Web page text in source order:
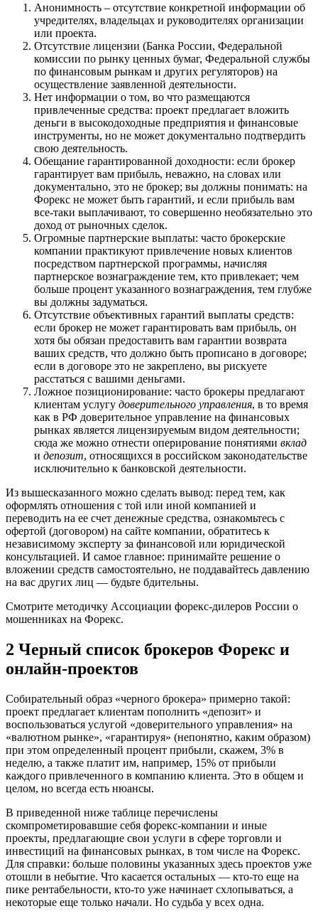
Анонимность – отсутствие конкретной информации об
учредителях, владельцах и руководителях организации
или проекта.
Отсутствие лицензии (Банка России, Федеральной
комиссии по рынку ценных бумаг, Федеральной службы
по финансовым рынкам и других регуляторов) на
осуществление заявленной деятельности.
Нет информации о том, во что размещаются
привлеченные средства: проект предлагает вложить
деньги в высокодоходные предприятия и финансовые
инструменты, но не может документально подтвердить
свою деятельность.
Обещание гарантированной доходности: если брокер
гарантирует вам прибыль, неважно, на словах или
документально, это не брокер; вы должны понимать: на
Форекс не может быть гарантий, и если прибыль вам
все-таки выплачивают, то совершенно необязательно это
доход от рыночных сделок.
Огромные партнерские выплаты: часто брокерские
компании практикуют привлечение новых клиентов
посредством партнерской программы, начисляя
партнерское вознаграждение тем, кто привлекает; чем
больше процент указанного вознаграждения, тем глубже
вы должны задуматься.
Отсутствие объективных гарантий выплаты средств:
если брокер не может гарантировать вам прибыль, он
хотя бы обязан предоставить вам гарантии возврата
ваших средств, что должно быть прописано в договоре;
если в договоре это не закреплено, вы рискуете
расстаться с вашими деньгами.
Ложное позиционирование: часто брокеры предлагают
клиентам услугу доверительного управления, в то время
как в РФ доверительное управление на финансовых
рынках является лицензируемым видом деятельности;
сюда же можно отнести оперирование понятиями вклад
и депозит, относящихся в российском законодательстве
исключительно к банковской деятельности.
Из вышесказанного можно сделать вывод: перед тем, как
оформлять отношения с той или иной компанией и
переводить на ее счет денежные средства, ознакомьтесь с
офертой (договором) на сайте компании, обратитесь к
независимому эксперту за финансовой или юридической
консультацией. И самое главное: принимайте решение о
вложении средств самостоятельно, не поддавайтесь давлению
на вас других лиц — будьте бдительны.
Смотрите методичку Ассоциации форекс-дилеров России о
мошенниках на Форекс.
2 Черный список брокеров Форекс и
онлайн-проектов
Собирательный образ «черного брокера» примерно такой:
проект предлагает клиентам пополнить «депозит» и
воспользоваться услугой «доверительного управления» на
«валютном рынке», «гарантируя» (непонятно, каким образом)
при этом определенный процент прибыли, скажем, 3% в
неделю, а также платит им, например, 15% от прибыли
каждого привлеченного в компанию клиента. Это в общем и
целом, но всегда есть нюансы.
В приведенной ниже таблице перечислены
скомпрометировавшие себя форекс-компании и иные
проекты, предлагающие свои услуги в сфере торговли и
инвестиций на финансовых рынках, в том числе на Форекс.
Для справки: больше половины указанных здесь проектов уже
отошли в небытие. Что касается остальных — кто-то еще на
пике рентабельности, кто-то уже начинает схлопываться, а
некоторые еще только начали. Но судьба у всех одна.